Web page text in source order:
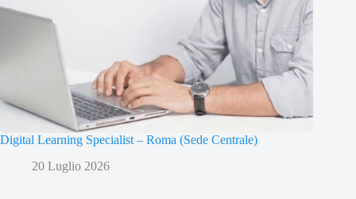
Digital Learning Specialist – Roma (Sede Centrale)
20 Luglio 2026